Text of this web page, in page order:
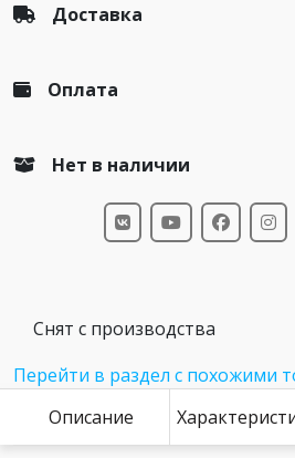
Доставка
Оплата
Нет в наличии
Снят с производства
Перейти в раздел с похожими
Описание